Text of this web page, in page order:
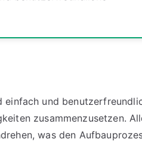
einfach und
zusammenzusetzen.
was den